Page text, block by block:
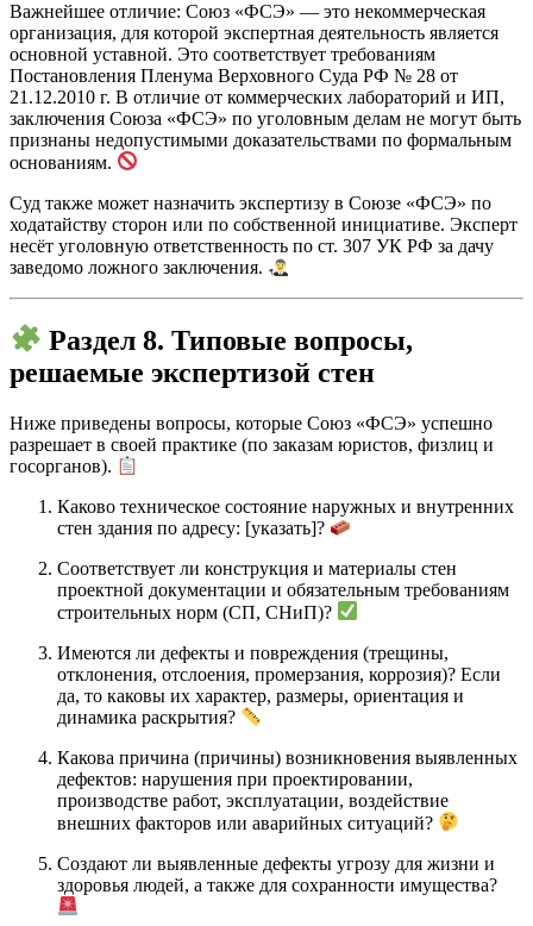
Важнейшее отличие: Союз «ФСЭ» — это некоммерческая
организация, для которой экспертная деятельность является
основной уставной. Это соответствует требованиям
Постановления Пленума Верховного Суда РФ № 28 от
21.12.2010 г. В отличие от коммерческих лабораторий и ИП,
заключения Союза «ФСЭ» по уголовным делам не могут быть
признаны недопустимыми доказательствами по формальным
основаниям.
Суд также может назначить экспертизу в Союзе «ФСЭ» по
ходатайству сторон или по собственной инициативе. Эксперт
несёт уголовную ответственность по ст. 307 УК РФ за дачу
заведомо ложного заключения.
Раздел 8. Типовые вопросы,
решаемые экспертизой стен
Ниже приведены вопросы, которые Союз «ФСЭ» успешно
разрешает в своей практике (по заказам юристов, физлиц и
госорганов).
Каково техническое состояние наружных и внутренних
стен здания по адресу: [указать]?
Соответствует ли конструкция и материалы стен
проектной документации и обязательным требованиям
строительных норм (СП, СНиП)?
Имеются ли дефекты и повреждения (трещины,
отклонения, отслоения, промерзания, коррозия)? Если
да, то каковы их характер, размеры, ориентация и
динамика раскрытия?
Какова причина (причины) возникновения выявленных
дефектов: нарушения при проектировании,
производстве работ, эксплуатации, воздействие
внешних факторов или аварийных ситуаций?
Создают ли выявленные дефекты угрозу для жизни и
здоровья людей, а также для сохранности имущества?